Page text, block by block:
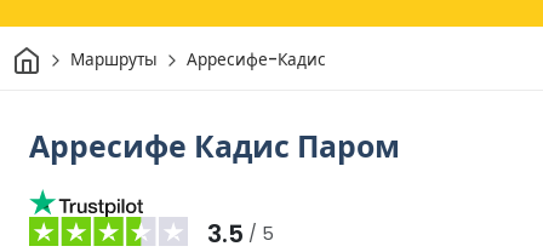
ДомМаршруты Арресифе-Кадис
Арресифе Кадис Паром
3.5 / 5